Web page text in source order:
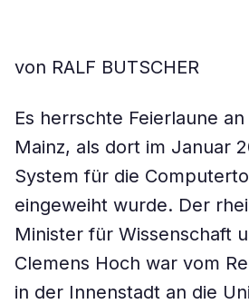
von RALF BUTSCHER
Es herrschte Feierlaune
Mainz, als dort im Januar
System für die
eingeweiht wurde. Der
Minister für Wissenschaft
Clemens Hoch war vom
in der Innenstadt an die